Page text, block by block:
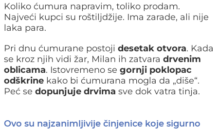
Koliko ćumura napravim, toliko prodam.
Najveći kupci su roštiljdžije. Ima zarade, ali nije
laka para.
Pri dnu ćumurane postoji desetak otvora. Kada
se kroz njih vidi žar, Milan ih zatvara drvenim
oblicama. Istovremeno se gornji poklopac
odškrine kako bi ćumurana mogla da „diše“.
Peć se dopunjuje drvima sve dok vatra tinja.
Ovo su najzanimljivije činjenice koje sigurno